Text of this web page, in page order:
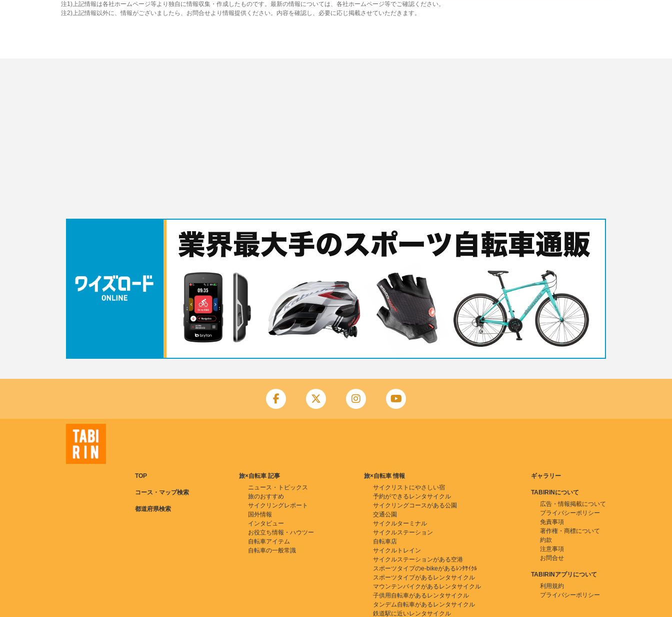
注1)上記情報は各社ホームページ等より独自に情報収集・作成したものです。最新の情報については、各社ホームページ等でご確認ください。
注2)上記情報以外に、情報がございましたら、お問合せより情報提供ください。内容を確認し、必要に応じ掲載させていただきます。
TOP
コース・マップ検索
都道府県検索
旅×自転車 記事
ニュース・トピックス
旅のおすすめ
サイクリングレポート
国外情報
インタビュー
お役立ち情報・ハウツー
自転車アイテム
自転車の一般常識
旅×自転車 情報
サイクリストにやさしい宿
予約ができるレンタサイクル
サイクリングコースがある公園
交通公園
サイクルターミナル
サイクルステーション
自転車店
サイクルトレイン
サイクルステーションがある空港
スポーツタイプのe-bikeがあるﾚﾝﾀｻｲｸﾙ
スポーツタイプがあるレンタサイクル
マウンテンバイクがあるレンタサイクル
子供用自転車があるレンタサイクル
タンデム自転車があるレンタサイクル
鉄道駅に近いレンタサイクル
ギャラリー
TABIRINについて
広告・情報掲載について
プライバシーポリシー
免責事項
著作権・商標について
約款
注意事項
お問合せ
TABIRINアプリについて
利用規約
プライバシーポリシー